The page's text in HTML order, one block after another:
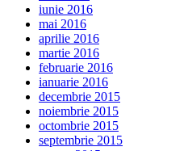
iunie 2016
mai 2016
aprilie 2016
martie 2016
februarie 2016
ianuarie 2016
decembrie 2015
noiembrie 2015
octombrie 2015
septembrie 2015